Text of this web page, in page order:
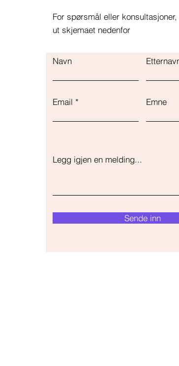
For spørsmål eller
ut skjemaet nedenfor
Navn
Email Emne
Legg igjen en melding...
Sende inn